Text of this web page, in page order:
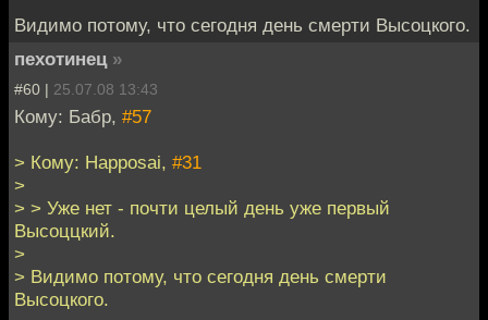
Видимо потому, что сегодня день смерти Высоцкого.
пехотинец »
#60 | 25.07.08 13:43
Кому: Бабр, #57
> Кому: Happosai, #31
>
> > Уже нет - почти целый день уже первый
Высоццкий.
>
> Видимо потому, что сегодня день смерти
Высоцкого.